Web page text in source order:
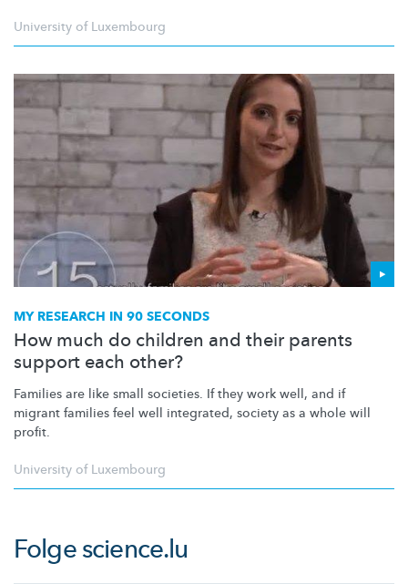
University of Luxembourg
MY RESEARCH IN 90 SECONDS
How much do children and their parents
support each other?
Families are like small societies. If they work well, and if
migrant families feel well integrated, society as a whole will
profit.
University of Luxembourg
Folgescience.lu